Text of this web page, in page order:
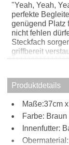
"Yeah, Yeah,
perfekte
genügend Platz
nicht fehlen
Steckfach
griffbereit
ein weiteres
Schultergurt
Produktdetails
Maße:37cm
Farbe: Braun
Innenfutter: